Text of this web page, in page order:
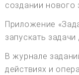
создании нового
Приложение
запускать
В журнале
действиях и